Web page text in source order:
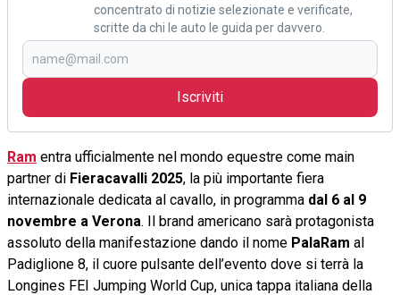
concentrato di notizie selezionate e verificate,
scritte da chi le auto le guida per davvero.
Iscriviti
Ram entra ufficialmente nel mondo equestre come main
partner di Fieracavalli 2025, la più importante fiera
internazionale dedicata al cavallo, in programma dal 6 al 9
novembre a Verona. Il brand americano sarà protagonista
assoluto della manifestazione dando il nome PalaRam al
Padiglione 8, il cuore pulsante dell’evento dove si terrà la
Longines FEI Jumping World Cup, unica tappa italiana della